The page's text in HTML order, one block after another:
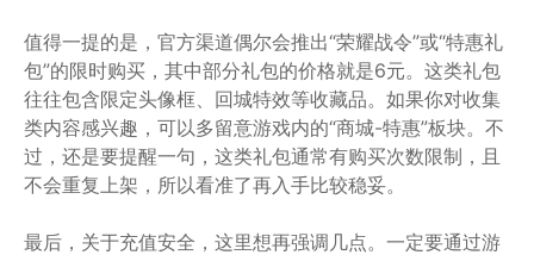
值得一提的是，官方渠道偶尔会推出“荣耀战令”或“特惠礼
包”的限时购买，其中部分礼包的价格就是6元。这类礼包
往往包含限定头像框、回城特效等收藏品。如果你对收集
类内容感兴趣，可以多留意游戏内的“商城-特惠”板块。不
过，还是要提醒一句，这类礼包通常有购买次数限制，且
不会重复上架，所以看准了再入手比较稳妥。
最后，关于充值安全，这里想再强调几点。一定要通过游